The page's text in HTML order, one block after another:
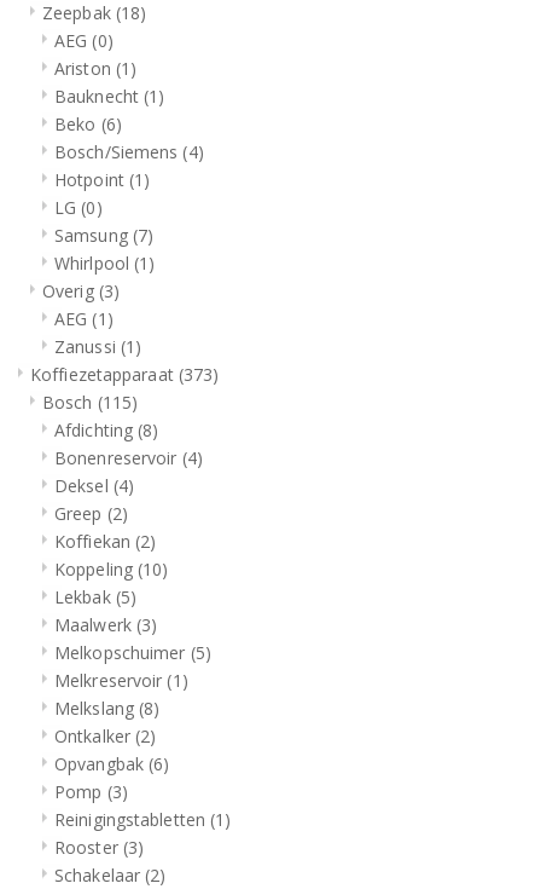
Zeepbak (18)
AEG (0)
Ariston (1)
Bauknecht (1)
Beko (6)
Bosch/Siemens (4)
Hotpoint (1)
LG (0)
Samsung (7)
Whirlpool (1)
Overig (3)
AEG (1)
Zanussi (1)
Koffiezetapparaat (373)
Bosch (115)
Afdichting (8)
Bonenreservoir (4)
Deksel (4)
Greep (2)
Koffiekan (2)
Koppeling (10)
Lekbak (5)
Maalwerk (3)
Melkopschuimer (5)
Melkreservoir (1)
Melkslang (8)
Ontkalker (2)
Opvangbak (6)
Pomp (3)
Reinigingstabletten (1)
Rooster (3)
Schakelaar (2)